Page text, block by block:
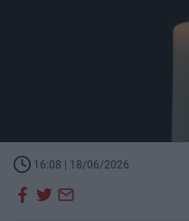
16:08 | 18/06/2026